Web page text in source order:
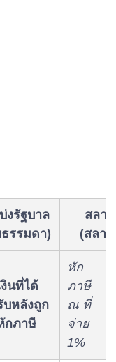
งรัฐบาล
รรมดา)
สลา
(สลา
งินที่ได้
บหลังถูก
กภาษี
หัก
ภาษี
ณ ที่
จ่าย
1%